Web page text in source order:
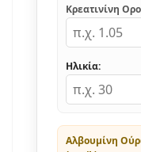
Κρεατινίνη
Ηλικία:
Αλβουμίνη